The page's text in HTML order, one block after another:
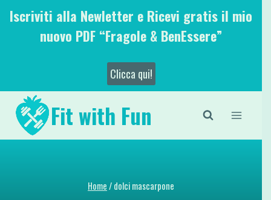
SaltaIscriviti alla Newletter e Ricevi gratis il mio
nuovo PDF “Fragole & BenEssere”
Clicca qui!
Fit with Fun
Home/dolci mascarpone